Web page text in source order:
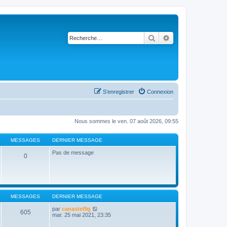
Rechercher
Connexion
S’enregistrer
Nous sommes le ven. 07 août 2026, 09:55
MESSAGES DERNIER MESSAGE
0 Pas de message
MESSAGES DERNIER MESSAGE
605 par canastel9g
o
mar. 25 mai 2021, 23:35